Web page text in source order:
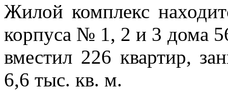
Жилой комплекс
корпуса № 1, 2 и 3 дома
вместил 226 квартир,
6,6 тыс. кв. м.